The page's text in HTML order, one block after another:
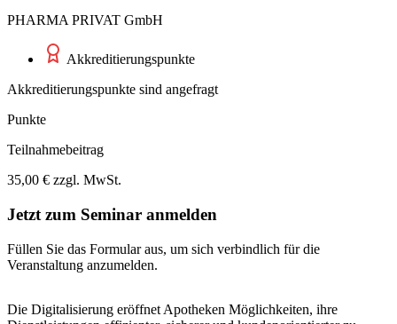
PHARMA PRIVAT GmbH
Akkreditierungspunkte
Akkreditierungspunkte sind angefragt
Punkte
Teilnahmebeitrag
35,00 € zzgl. MwSt.
Jetzt zum Seminar anmelden
Füllen Sie das Formular aus, um sich verbindlich für die
Veranstaltung anzumelden.
Die Digitalisierung eröffnet Apotheken Möglichkeiten, ihre